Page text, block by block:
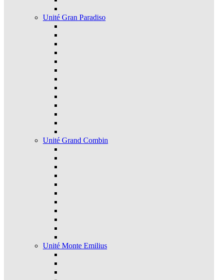
Unité Gran Paradiso
Unité Grand Combin
Unité Monte Emilius